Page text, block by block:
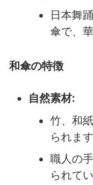
日本舞
傘で、
和傘の特徴
自然素材:
竹、和
られます
職人の
られて